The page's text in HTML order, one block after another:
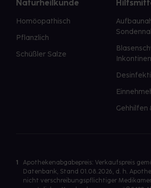
Naturheilkunde
Homöopathisch
Pflanzlich
Schüßler Salze
Gehhilfen
1
Apothekenabgabepreis: Verkaufspreis
Datenbank, Stand 01.08.2026, d. h.
nicht verschreibungspflichtiger